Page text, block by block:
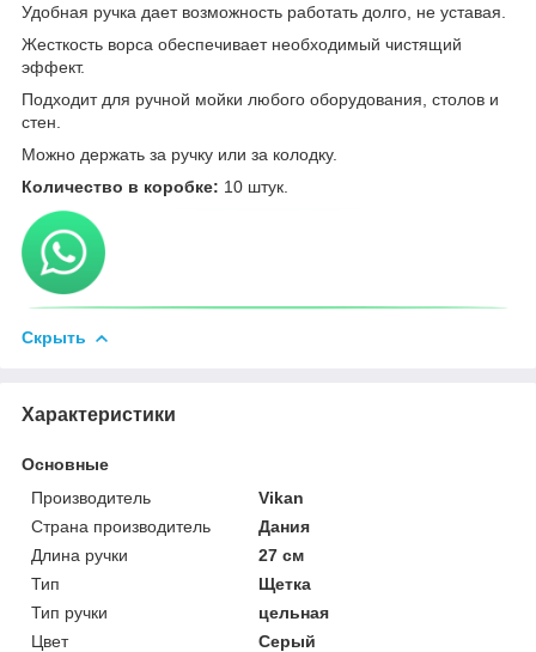
Удобная ручка дает возможность работать долго, не уставая.
Жесткость ворса обеспечивает необходимый чистящий
эффект.
Подходит для ручной мойки любого оборудования, столов и
стен.
Можно держать за ручку или за колодку.
Количество в коробке: 10 штук.
Скрыть
Характеристики
Основные
Производитель
Vikan
Страна производитель
Дания
Длина ручки
27 см
Тип
Щетка
Тип ручки
цельная
Цвет
Серый